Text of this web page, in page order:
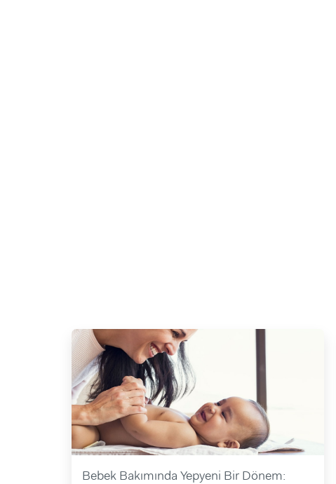
Bebek Bakımında Yepyeni Bir Dönem: